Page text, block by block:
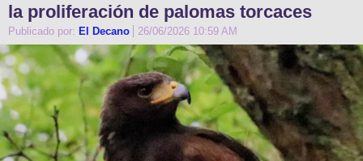
la proliferación de palomas torcaces
Publicado por: El Decano 26/06/2026 10:59 AM